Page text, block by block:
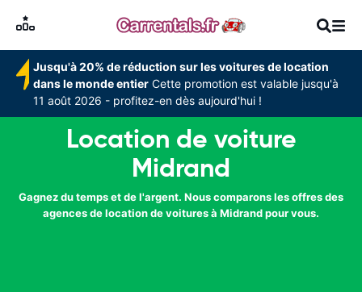
Jusqu'à 20% de réduction sur les voitures de location
dans le monde entier Cette promotion est valable jusqu'à
11 août 2026 - profitez-en dès aujourd'hui !
Location de voiture
Midrand
Gagnez du temps et de l'argent. Nous comparons les offres des
agences de location de voitures à Midrand pour vous.